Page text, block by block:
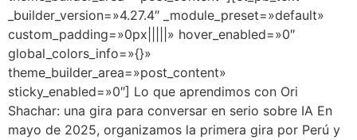
_builder_version=»4.27.4″ _module_preset=»default»
custom_padding=»0px|||||» hover_enabled=»0″
global_colors_info=»{}»
theme_builder_area=»post_content»
sticky_enabled=»0″] Lo que aprendimos con Ori
Shachar: una gira para conversar en serio sobre IA En
mayo de 2025, organizamos la primera gira por Perú y